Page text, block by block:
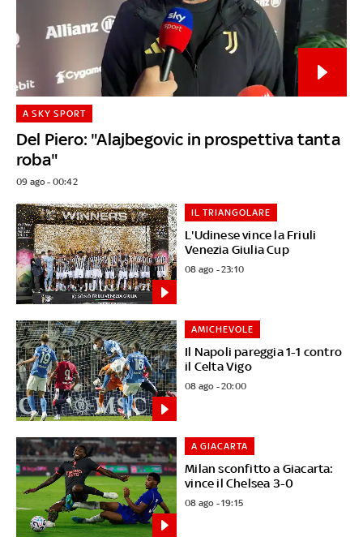
Del Piero: "Alajbegovic in prospettiva tanta
roba"
A SKY SPORT
09 ago - 00:42
L'Udinese vince la Friuli
Venezia Giulia Cup
IL TRIANGOLARE
08 ago - 23:10
Il Napoli pareggia 1-1 contro
il Celta Vigo
AMICHEVOLE
08 ago - 20:00
Milan sconfitto a Giacarta:
vince il Chelsea 3-0
A GIACARTA
08 ago - 19:15